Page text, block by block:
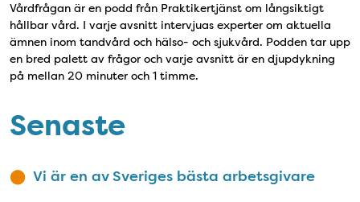
Vårdfrågan är en podd från Praktikertjänst om långsiktigt
hållbar vård. I varje avsnitt intervjuas experter om aktuella
ämnen inom tandvård och hälso- och sjukvård. Podden tar upp
en bred palett av frågor och varje avsnitt är en djupdykning
på mellan 20 minuter och 1 timme.
Senaste
Vi är en av Sveriges bästa arbetsgivare